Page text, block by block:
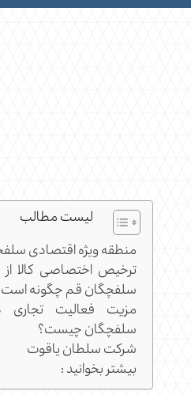
لیست مطالب
منطقه ویژه اقتصادی
ترخیص اختصاصی کالا
سلفچگان قم چگونه
مزیت فعالیت تجاری
سلفچگان چیست؟
شرکت سلطان یاقوت
بیشتر بخوانید :